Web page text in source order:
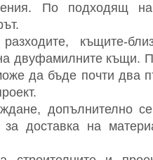
По подходящ
къщите-
двуфамилните къщи.
да бъде почти два
допълнително
за доставка на